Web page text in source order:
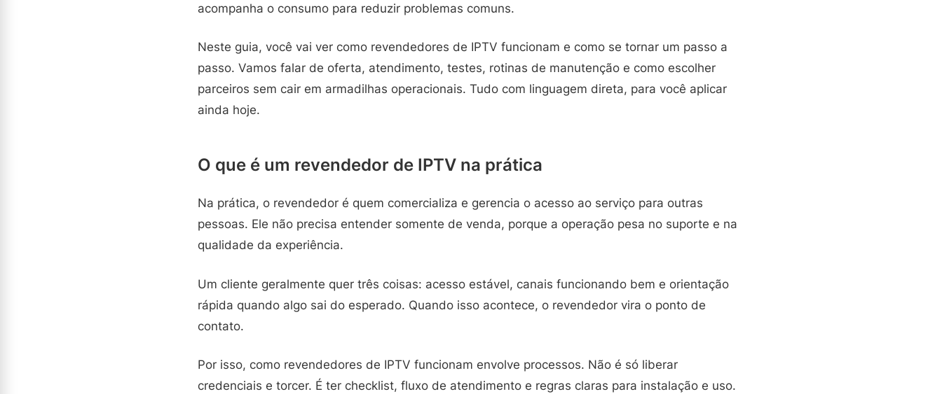
acompanha o consumo para reduzir problemas comuns.
Neste guia, você vai ver como revendedores de IPTV funcionam e como se tornar um passo a
passo. Vamos falar de oferta, atendimento, testes, rotinas de manutenção e como escolher
parceiros sem cair em armadilhas operacionais. Tudo com linguagem direta, para você aplicar
ainda hoje.
O que é um revendedor de IPTV na prática
Na prática, o revendedor é quem comercializa e gerencia o acesso ao serviço para outras
pessoas. Ele não precisa entender somente de venda, porque a operação pesa no suporte e na
qualidade da experiência.
Um cliente geralmente quer três coisas: acesso estável, canais funcionando bem e orientação
rápida quando algo sai do esperado. Quando isso acontece, o revendedor vira o ponto de
contato.
Por isso, como revendedores de IPTV funcionam envolve processos. Não é só liberar
credenciais e torcer. É ter checklist, fluxo de atendimento e regras claras para instalação e uso.